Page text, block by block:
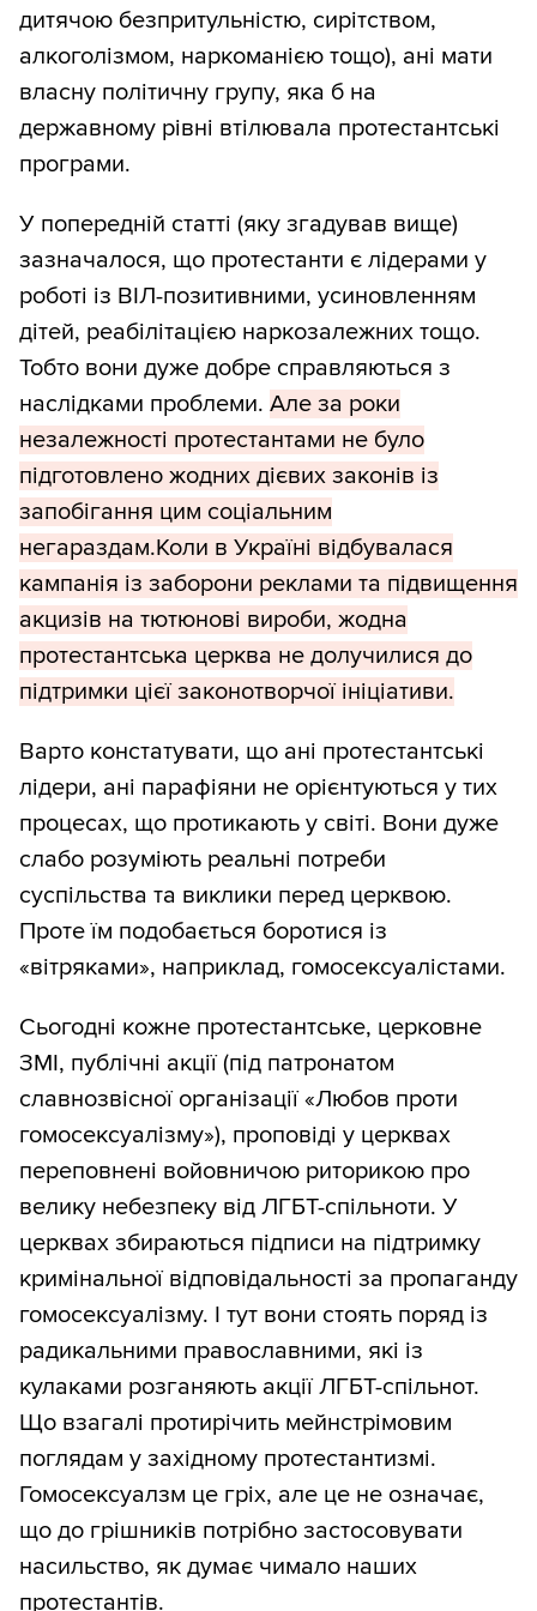
дитячою безпритульністю, сирітством,
алкоголізмом, наркоманією тощо), ані мати
власну політичну групу, яка б на
державному рівні втілювала протестантські
програми.
У попередній статті (яку згадував вище)
зазначалося, що протестанти є лідерами у
роботі із ВІЛ-позитивними, усиновленням
дітей, реабілітацією наркозалежних тощо.
Тобто вони дуже добре справляються з
наслідками проблеми. Але за роки
незалежності протестантами не було
підготовлено жодних дієвих законів із
запобігання цим соціальним
негараздам.Коли в Україні відбувалася
кампанія із заборони реклами та підвищення
акцизів на тютюнові вироби, жодна
протестантська церква не долучилися до
підтримки цієї законотворчої ініціативи.
Варто констатувати, що ані протестантські
лідери, ані парафіяни не орієнтуються у тих
процесах, що протикають у світі. Вони дуже
слабо розуміють реальні потреби
суспільства та виклики перед церквою.
Проте їм подобається боротися із
«вітряками», наприклад, гомосексуалістами.
Сьогодні кожне протестантське, церковне
ЗМІ, публічні акції (під патронатом
славнозвісної організації «Любов проти
гомосексуалізму»), проповіді у церквах
переповнені войовничою риторикою про
велику небезпеку від ЛГБТ-спільноти. У
церквах збираються підписи на підтримку
кримінальної відповідальності за пропаганду
гомосексуалізму. І тут вони стоять поряд із
радикальними православними, які із
кулаками розганяють акції ЛГБТ-спільнот.
Що взагалі протирічить мейнстрімовим
поглядам у західному протестантизмі.
Гомосексуалзм це гріх, але це не означає,
що до грішників потрібно застосовувати
насильство, як думає чимало наших
протестантів.